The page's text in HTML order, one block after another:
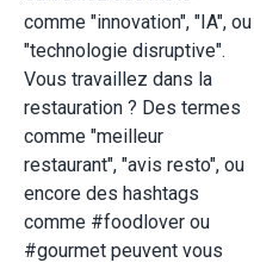
comme "innovation", "IA", ou
"technologie disruptive".
Vous travaillez dans la
restauration ? Des termes
comme "meilleur
restaurant", "avis resto", ou
encore des hashtags
comme #foodlover ou
#gourmet peuvent vous